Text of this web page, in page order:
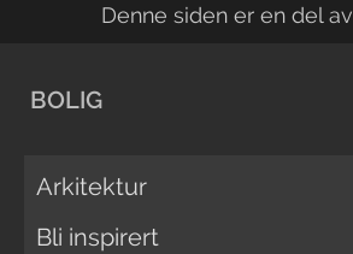
Denne siden er en del av
BOLIG
Arkitektur
Bli inspirert